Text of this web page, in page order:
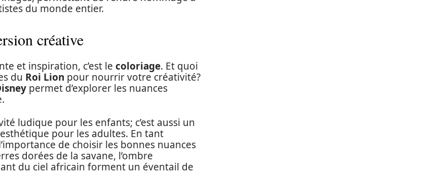
du monde entier.
créative
et inspiration, c’est le coloriage. Et quoi
du Roi Lion pour nourrir votre créativité?
permet d’explorer les nuances
ludique pour les enfants; c’est aussi un
pour les adultes. En tant
de choisir les bonnes nuances
dorées de la savane, l’ombre
du ciel africain forment un éventail de